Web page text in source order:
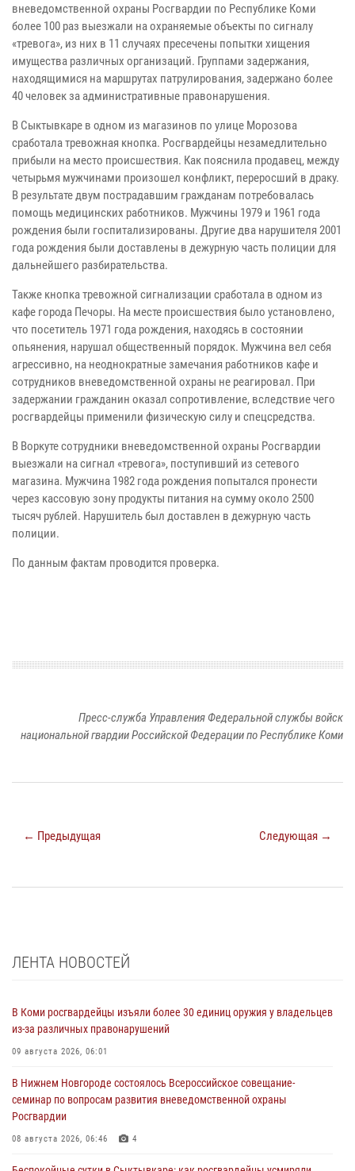
вневедомственной охраны Росгвардии по Республике Коми
более 100 раз выезжали на охраняемые объекты по сигналу
«тревога», из них в 11 случаях пресечены попытки хищения
имущества различных организаций. Группами задержания,
находящимися на маршрутах патрулирования, задержано более
40 человек за административные правонарушения.
В Сыктывкаре в одном из магазинов по улице Морозова
сработала тревожная кнопка. Росгвардейцы незамедлительно
прибыли на место происшествия. Как пояснила продавец, между
четырьмя мужчинами произошел конфликт, переросший в драку.
В результате двум пострадавшим гражданам потребовалась
помощь медицинских работников. Мужчины 1979 и 1961 года
рождения были госпитализированы. Другие два нарушителя 2001
года рождения были доставлены в дежурную часть полиции для
дальнейшего разбирательства.
Также кнопка тревожной сигнализации сработала в одном из
кафе города Печоры. На месте происшествия было установлено,
что посетитель 1971 года рождения, находясь в состоянии
опьянения, нарушал общественный порядок. Мужчина вел себя
агрессивно, на неоднократные замечания работников кафе и
сотрудников вневедомственной охраны не реагировал. При
задержании гражданин оказал сопротивление, вследствие чего
росгвардейцы применили физическую силу и спецсредства.
В Воркуте сотрудники вневедомственной охраны Росгвардии
выезжали на сигнал «тревога», поступивший из сетевого
магазина. Мужчина 1982 года рождения попытался пронести
через кассовую зону продукты питания на сумму около 2500
тысяч рублей. Нарушитель был доставлен в дежурную часть
полиции.
По данным фактам проводится проверка.
Пресс-служба Управления Федеральной службы войск
национальной гвардии Российской Федерации по Республике Коми
← Предыдущая Следующая →
ЛЕНТА НОВОСТЕЙ
В Коми росгвардейцы изъяли более 30 единиц оружия у владельцев
из-за различных правонарушений
09 августа 2026, 06:01
В Нижнем Новгороде состоялось Всероссийское совещание-
семинар по вопросам развития вневедомственной охраны
Росгвардии
08 августа 2026, 06:46 4